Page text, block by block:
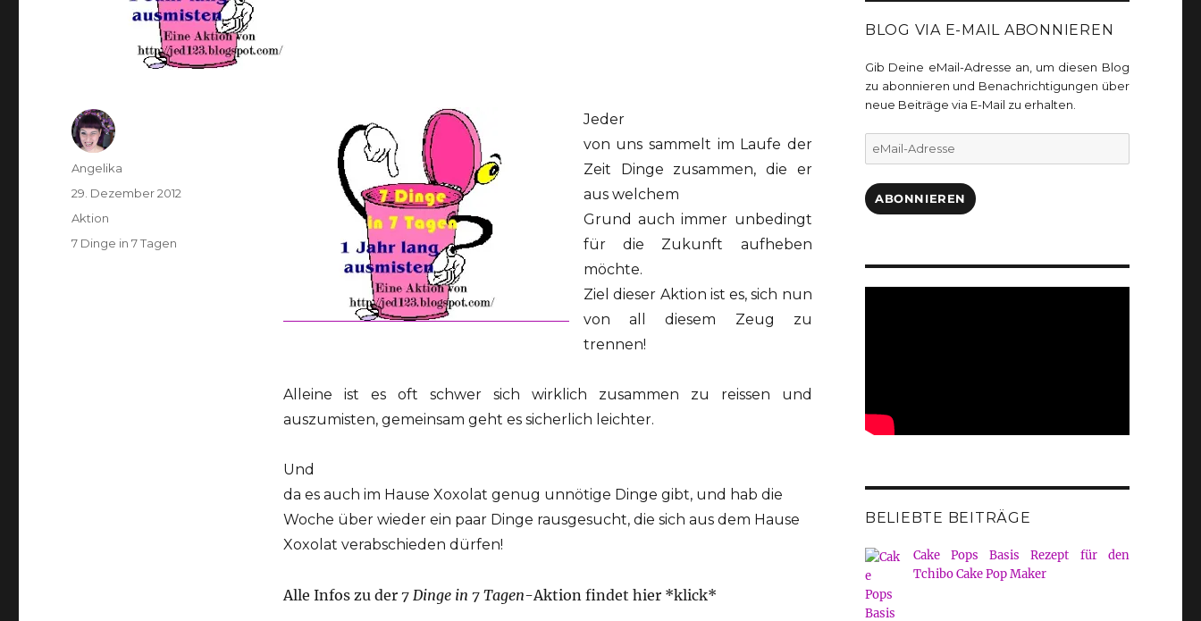
Jeder
von uns sammelt im Laufe der
Zeit Dinge zusammen, die er
aus welchem
Grund auch immer unbedingt
für die Zukunft aufheben
möchte.
Ziel dieser Aktion ist es, sich nun
von all diesem Zeug zu
trennen!
Alleine ist es oft schwer sich wirklich zusammen zu reissen und
auszumisten, gemeinsam geht es sicherlich leichter.
Und
da es auch im Hause Xoxolat genug unnötige Dinge gibt, und hab die
Woche über wieder ein paar Dinge rausgesucht, die sich aus dem Hause
Xoxolat verabschieden dürfen!
Alle Infos zu der 7 Dinge in 7 Tagen-Aktion findet hier *klick*
Autor
Angelika
Veröffentlicht
am
29. Dezember 2012
Kategorien
Aktion
Schlagwörter
7 Dinge in 7 Tagen
BLOG VIA E-MAIL ABONNIEREN
Gib Deine eMail-Adresse an, um diesen Blog
zu abonnieren und Benachrichtigungen über
neue Beiträge via E-Mail zu erhalten.
eMail-
ABONNIEREN
BELIEBTE BEITRÄGE
Cake Pops Basis Rezept für den
Tchibo Cake Pop Maker